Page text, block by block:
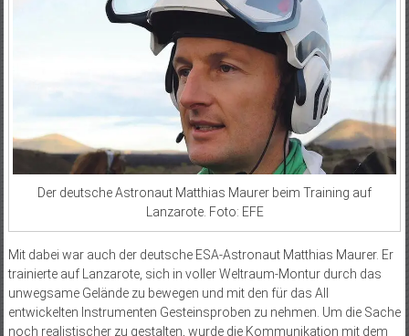
Der deutsche Astronaut Matthias Maurer beim Training auf
Lanzarote. Foto: EFE
Mit dabei war auch der deutsche ESA-Astronaut Matthias Maurer. Er
trainierte auf Lanzarote, sich in voller Weltraum-Montur durch das
unwegsame Gelände zu bewegen und mit den für das All
entwickelten Instrumenten Gesteinsproben zu nehmen. Um die Sache
noch realistischer zu gestalten, wurde die Kommunikation mit dem